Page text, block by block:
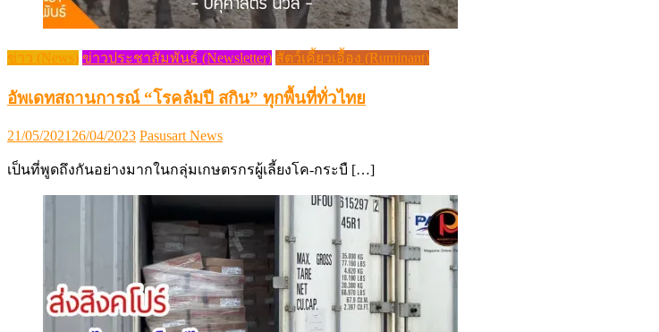
ข่าว (News) ข่าวประชาสัมพันธ์ (Newsletter) สัตว์เคี้ยวเอื้อง (Ruminant)
อัพเดทสถานการณ์ “โรคลัมปี สกิน” ทุกพื้นที่ทั่วไทย
Posted
21/05/2021 26/04/2023 Author
Pasusart News
เป็นที่พูดถึงกันอย่างมากในกลุ่มเกษตรกรผู้เลี้ยงโค-กระบื […]